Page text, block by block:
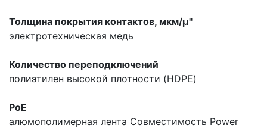
Толщина покрытия контактов, мкм/µ"
электротехническая медь
Количество переподключений
полиэтилен высокой плотности (HDPE)
PoE
алюмополимерная лента Совместимость Power